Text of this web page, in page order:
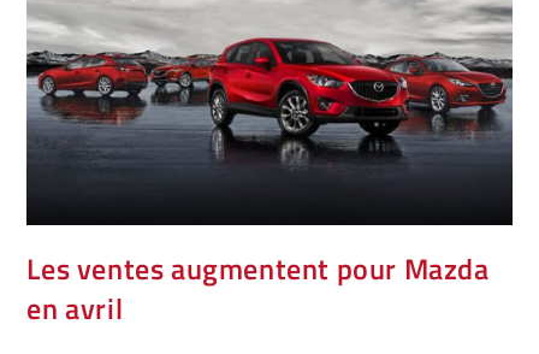
Les ventes augmentent pour Mazda
en avril